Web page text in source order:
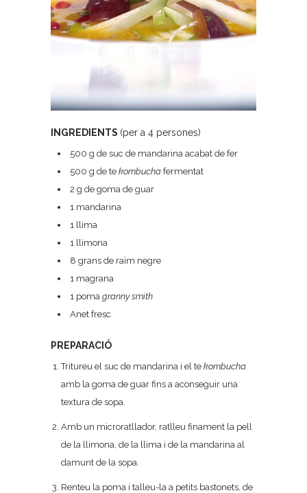
INGREDIENTS (per a 4 persones)
500 g de suc de mandarina acabat de fer
500 g de te kombucha fermentat
2 g de goma de guar
1 mandarina
1 llima
1 llimona
8 grans de raïm negre
1 magrana
1 poma granny smith
Anet fresc
PREPARACIÓ
Tritureu el suc de mandarina i el te kombucha
amb la goma de guar fins a aconseguir una
textura de sopa.
Amb un microratllador, ratlleu finament la pell
de la llimona, de la llima i de la mandarina al
damunt de la sopa.
Renteu la poma i talleu-la a petits bastonets, de